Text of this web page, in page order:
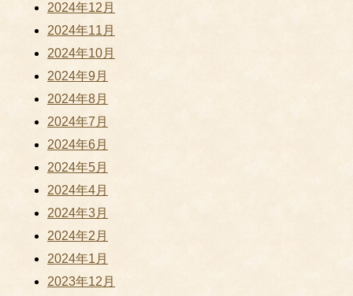
2024年12月
2024年11月
2024年10月
2024年9月
2024年8月
2024年7月
2024年6月
2024年5月
2024年4月
2024年3月
2024年2月
2024年1月
2023年12月